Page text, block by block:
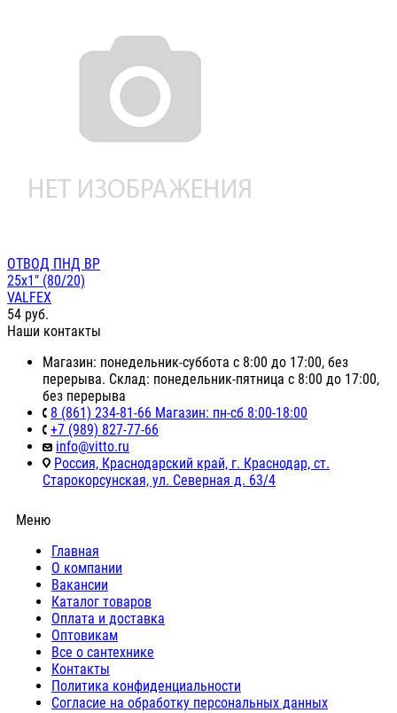
ОТВОД ПНД ВР
25х1" (80/20)
VALFEX
54 руб.
Наши контакты
Магазин: понедельник-суббота с 8:00 до 17:00, без
перерыва. Склад: понедельник-пятница с 8:00 до 17:00,
без перерыва
8 (861) 234-81-66 Магазин: пн-сб 8:00-18:00
+7 (989) 827-77-66
info@vitto.ru
Россия, Краснодарский край, г. Краснодар, ст.
Старокорсунская, ул. Северная д. 63/4
Меню
Главная
О компании
Вакансии
Каталог товаров
Оплата и доставка
Оптовикам
Все о сантехнике
Контакты
Политика конфиденциальности
Согласие на обработку персональных данных